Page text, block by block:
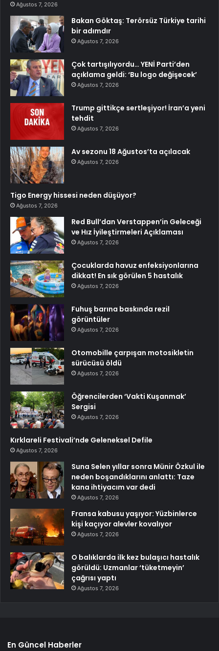
Ağustos 7, 2026
Bakan Göktaş: Terörsüz Türkiye tarihi
bir adımdır
Ağustos 7, 2026
Çok tartışılıyordu… YENİ Parti’den
açıklama geldi: ‘Bu logo değişecek’
Ağustos 7, 2026
Trump gittikçe sertleşiyor! İran’a yeni
tehdit
Ağustos 7, 2026
Av sezonu 18 Ağustos’ta açılacak
Ağustos 7, 2026
Tigo Energy hissesi neden düşüyor?
Ağustos 7, 2026
Red Bull’dan Verstappen’in Geleceği
ve Hız İyileştirmeleri Açıklaması
Ağustos 7, 2026
Çocuklarda havuz enfeksiyonlarına
dikkat! En sık görülen 5 hastalık
Ağustos 7, 2026
Fuhuş barına baskında rezil
görüntüler
Ağustos 7, 2026
Otomobille çarpışan motosikletin
sürücüsü öldü
Ağustos 7, 2026
Öğrencilerden ‘Vakti Kuşanmak’
Sergisi
Ağustos 7, 2026
Kırklareli Festivali’nde Geleneksel Defile
Ağustos 7, 2026
Suna Selen yıllar sonra Münir Özkul ile
neden boşandıklarını anlattı: Taze
kana ihtiyacım var dedi
Ağustos 7, 2026
Fransa kabusu yaşıyor: Yüzbinlerce
kişi kaçıyor alevler kovalıyor
Ağustos 7, 2026
O balıklarda ilk kez bulaşıcı hastalık
görüldü: Uzmanlar ‘tüketmeyin’
çağrısı yaptı
Ağustos 7, 2026
En Güncel Haberler